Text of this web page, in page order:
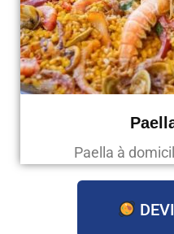
Paella à